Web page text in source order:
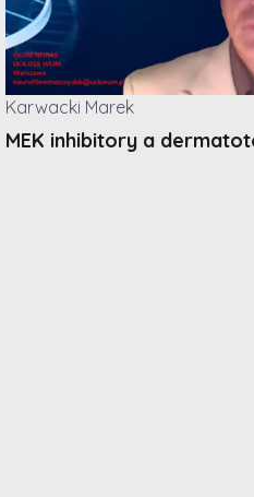
Karwacki Marek
MEK inhibitory a